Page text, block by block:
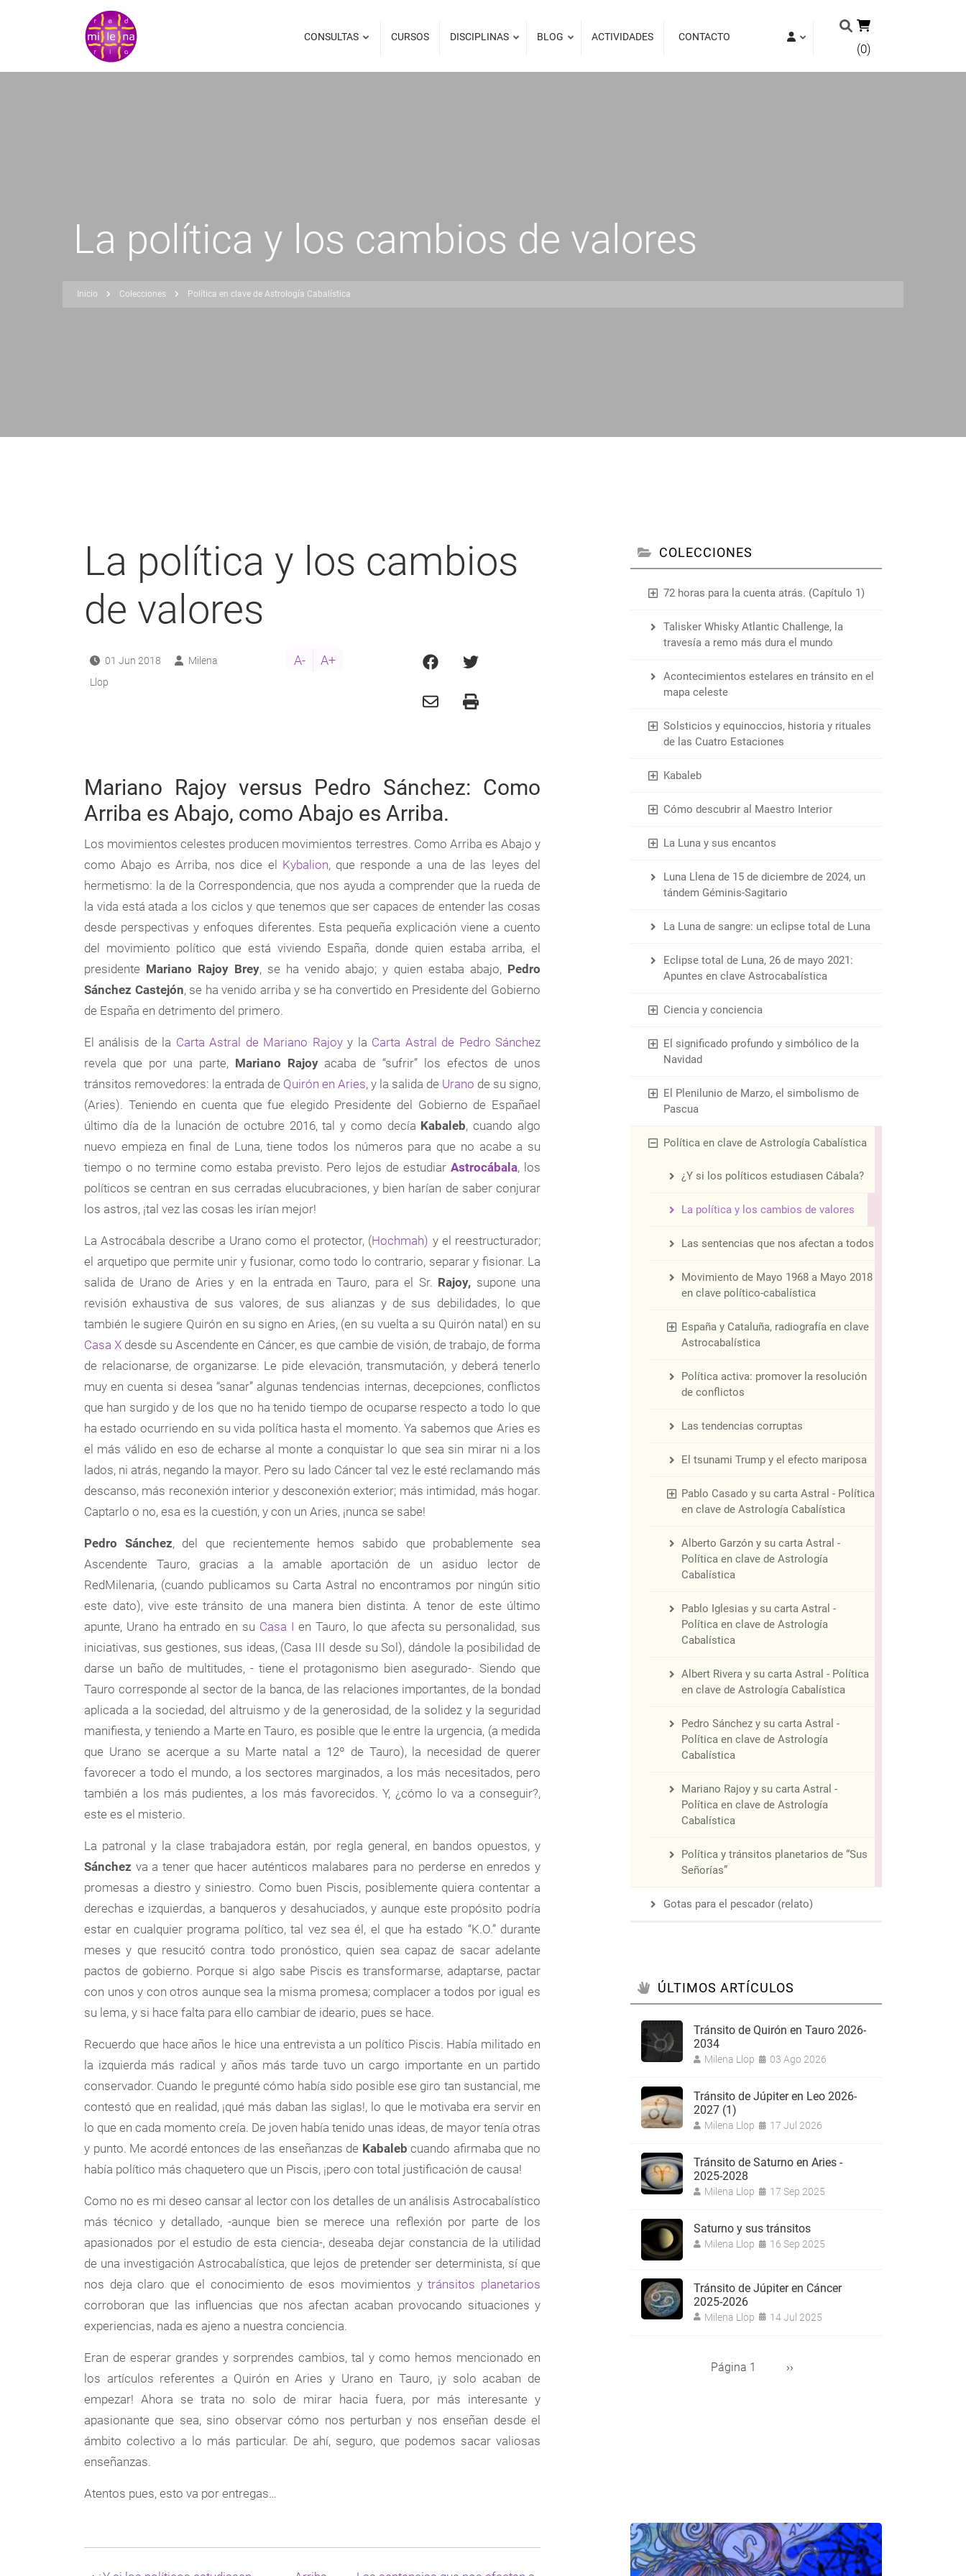
principal
CONSULTAS CURSOS DISCIPLINAS BLOG ACTIVIDADES CONTACTO
(0)
La política y los cambios de valores
navegación
Inicio Colecciones Política en clave de Astrología Cabalística
La política y los cambios
de valores
01 Jun 2018
Milena
Llop
A- A+
Mariano Rajoy versus Pedro Sánchez: Como
Arriba es Abajo, como Abajo es Arriba.
Los movimientos celestes producen movimientos terrestres. Como Arriba es Abajo y
como Abajo es Arriba, nos dice el Kybalion, que responde a una de las leyes del
hermetismo: la de la Correspondencia, que nos ayuda a comprender que la rueda de
la vida está atada a los ciclos y que tenemos que ser capaces de entender las cosas
desde perspectivas y enfoques diferentes. Esta pequeña explicación viene a cuento
del movimiento político que está viviendo España, donde quien estaba arriba, el
presidente Mariano Rajoy Brey, se ha venido abajo; y quien estaba abajo, Pedro
Sánchez Castejón, se ha venido arriba y se ha convertido en Presidente del Gobierno
de España en detrimento del primero.
El análisis de la Carta Astral de Mariano Rajoyy la Carta Astral de Pedro Sánchez
revela que por una parte, Mariano Rajoyacaba de “sufrir” los efectos de unos
tránsitos removedores: la entrada de Quirón en Aries, y la salida de Urano de su signo,
(Aries). Teniendo en cuenta que fue elegido Presidente del Gobierno de Españael
último día de la lunación de octubre 2016, tal y como decía Kabaleb, cuando algo
nuevo empieza en final de Luna, tiene todos los números para que no acabe a su
tiempo o no termine como estaba previsto. Pero lejos de estudiarAstrocábala, los
políticos se centran en sus cerradas elucubraciones, y bien harían de saber conjurar
los astros, ¡tal vez las cosas les irían mejor!
La Astrocábala describe a Urano como el protector, (Hochmah) y el reestructurador;
el arquetipo que permite unir y fusionar, como todo lo contrario, separar y fisionar. La
salida de Urano de Aries y en la entrada en Tauro, para el Sr. Rajoy, supone una
revisión exhaustiva de sus valores, de sus alianzas y de sus debilidades, lo que
también le sugiere Quirón en su signo en Aries, (en su vuelta a su Quirón natal) en su
Casa X desde su Ascendente en Cáncer, es que cambie de visión, de trabajo, de forma
de relacionarse, de organizarse. Le pide elevación, transmutación, y deberá tenerlo
muy en cuenta si desea “sanar” algunas tendencias internas, decepciones, conflictos
que han surgido y de los que no ha tenido tiempo de ocuparse respecto a todo lo que
ha estado ocurriendo en su vida política hasta el momento. Ya sabemos que Aries es
el más válido en eso de echarse al monte a conquistar lo que sea sin mirar ni a los
lados, ni atrás, negando la mayor. Pero su lado Cáncer tal vez le esté reclamando más
descanso, más reconexión interior y desconexión exterior; más intimidad, más hogar.
Captarlo o no, esa es la cuestión, y con un Aries, ¡nunca se sabe!
Pedro Sánchez, del que recientemente hemos sabido que probablemente sea
Ascendente Tauro, gracias a la amable aportación de un asiduo lector de
RedMilenaria, (cuando publicamos su Carta Astral no encontramos por ningún sitio
este dato), vive este tránsito de una manera bien distinta. A tenor de este último
apunte, Urano ha entrado en su Casa I en Tauro, lo que afecta su personalidad, sus
iniciativas, sus gestiones, sus ideas, (Casa III desde su Sol), dándole la posibilidad de
darse un baño de multitudes, - tiene el protagonismo bien asegurado-. Siendo que
Tauro corresponde al sector de la banca, de las relaciones importantes, de la bondad
aplicada a la sociedad, del altruismo y de la generosidad, de la solidez y la seguridad
manifiesta, y teniendo a Marte en Tauro, es posible que le entre la urgencia, (a medida
que Urano se acerque a su Marte natal a 12º de Tauro), la necesidad de querer
favorecer a todo el mundo, a los sectores marginados, a los más necesitados, pero
también a los más pudientes, a los más favorecidos. Y, ¿cómo lo va a conseguir?,
este es el misterio.
La patronal y la clase trabajadora están, por regla general, en bandos opuestos, y
Sánchez va a tener que hacer auténticos malabares para no perderse en enredos y
promesas a diestro y siniestro. Como buen Piscis, posiblemente quiera contentar a
derechas e izquierdas, a banqueros y desahuciados, y aunque este propósito podría
estar en cualquier programa político, tal vez sea él, el que ha estado “K.O.” durante
meses y que resucitó contra todo pronóstico, quien sea capaz de sacar adelante
pactos de gobierno. Porque si algo sabe Piscis es transformarse, adaptarse, pactar
con unos y con otros aunque sea la misma promesa; complacer a todos por igual es
su lema, y si hace falta para ello cambiar de ideario, pues se hace.
Recuerdo que hace años le hice una entrevista a un político Piscis. Había militado en
la izquierda más radical y años más tarde tuvo un cargo importante en un partido
conservador. Cuando le pregunté cómo había sido posible ese giro tan sustancial, me
contestó que en realidad, ¡qué más daban las siglas!, lo que le motivaba era servir en
lo que en cada momento creía. De joven había tenido unas ideas, de mayor tenía otras
y punto. Me acordé entonces de las enseñanzas de Kabaleb cuando afirmaba que no
había político más chaquetero que un Piscis, ¡pero con total justificación de causa!
Como no es mi deseo cansar al lector con los detalles de un análisis Astrocabalístico
más técnico y detallado, -aunque bien se merece una reflexión por parte de los
apasionados por el estudio de esta ciencia-, deseaba dejar constancia de la utilidad
de una investigación Astrocabalística, que lejos de pretender ser determinista, sí que
nos deja claro que el conocimiento de esos movimientos ytránsitos planetarios
corroboran que las influencias que nos afectan acaban provocando situaciones y
experiencias, nada es ajeno a nuestra conciencia.
Eran de esperar grandes y sorprendes cambios, tal y como hemos mencionado en
los artículos referentes a Quirón en Aries y Urano en Tauro, ¡y solo acaban de
empezar! Ahora se trata no solo de mirar hacia fuera, por más interesante y
apasionante que sea, sino observar cómo nos perturban y nos enseñan desde el
ámbito colectivo a lo más particular. De ahí, seguro, que podemos sacar valiosas
enseñanzas.
Atentos pues, esto va por entregas…
transversales
COLECCIONES
72 horas para la cuenta atrás. (Capítulo 1)
Talisker Whisky Atlantic Challenge, la
travesía a remo más dura el mundo
Acontecimientos estelares en tránsito en el
mapa celeste
Solsticios y equinoccios, historia y rituales
de las Cuatro Estaciones
Kabaleb
Cómo descubrir al Maestro Interior
La Luna y sus encantos
Luna Llena de 15 de diciembre de 2024, un
tándem Géminis-Sagitario
La Luna de sangre: un eclipse total de Luna
Eclipse total de Luna, 26 de mayo 2021:
Apuntes en clave Astrocabalística
Ciencia y conciencia
El significado profundo y simbólico de la
Navidad
El Plenilunio de Marzo, el simbolismo de
Pascua
Política en clave de Astrología Cabalística
¿Y si los políticos estudiasen Cábala?
La política y los cambios de valores
Las sentencias que nos afectan a todos
Movimiento de Mayo 1968 a Mayo 2018
en clave político-cabalística
España y Cataluña, radiografía en clave
Astrocabalística
Política activa: promover la resolución
de conflictos
Las tendencias corruptas
El tsunami Trump y el efecto mariposa
Pablo Casado y su carta Astral - Política
en clave de Astrología Cabalística
Alberto Garzón y su carta Astral -
Política en clave de Astrología
Cabalística
Pablo Iglesias y su carta Astral -
Política en clave de Astrología
Cabalística
Albert Rivera y su carta Astral - Política
en clave de Astrología Cabalística
Pedro Sánchez y su carta Astral -
Política en clave de Astrología
Cabalística
Mariano Rajoy y su carta Astral -
Política en clave de Astrología
Cabalística
Política y tránsitos planetarios de “Sus
Señorías”
Gotas para el pescador (relato)
ÚLTIMOS ARTÍCULOS
Tránsito de Quirón en Tauro 2026-
2034
Milena Llop 03 Ago 2026
Tránsito de Júpiter en Leo 2026-
2027 (1)
Milena Llop 17 Jul 2026
Tránsito de Saturno en Aries -
2025-2028
Milena Llop 17 Sep 2025
Saturno y sus tránsitos
Milena Llop 16 Sep 2025
Tránsito de Júpiter en Cáncer
2025-2026
Milena Llop 14 Jul 2025
Página 1
Siguiente
››